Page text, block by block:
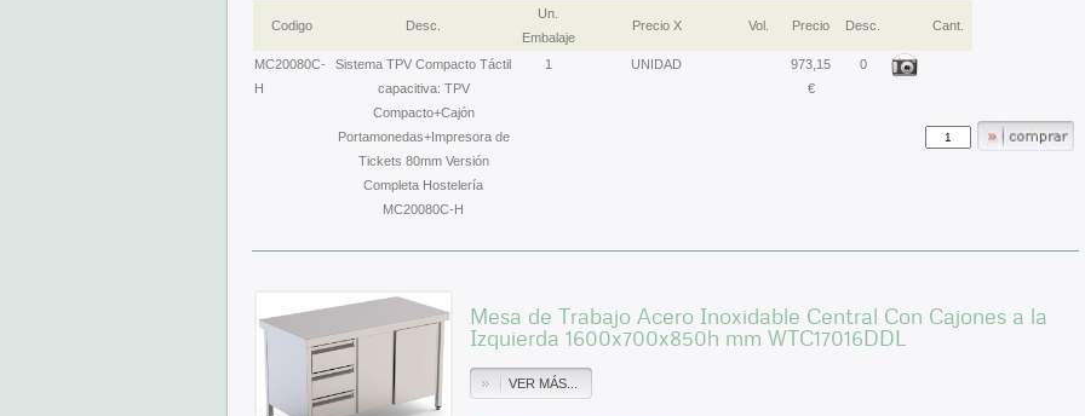
Codigo Desc.
Un.
Embalaje
Precio X Vol. Precio Desc. Cant.
MC20080C-
H
Sistema TPV Compacto Táctil
capacitiva: TPV
Compacto+Cajón
Portamonedas+Impresora de
Tickets 80mm Versión
Completa Hostelería
MC20080C-H
1 UNIDAD
973,15
€
0
Mesa de Trabajo Acero Inoxidable Central Con Cajones a la
Izquierda 1600x700x850h mm WTC17016DDL
VER MÁS...